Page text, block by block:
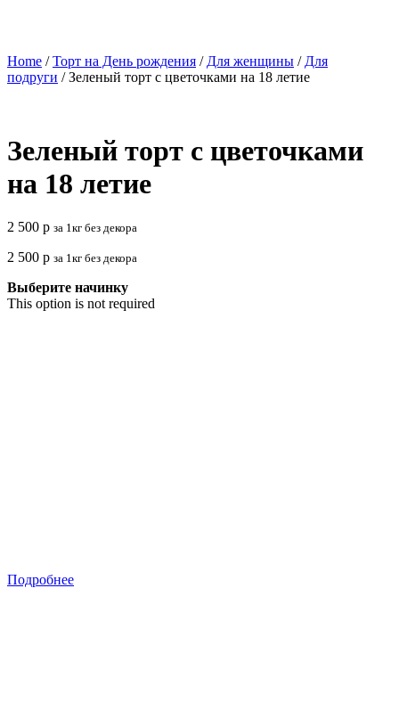
Home /Торт на День рождения / Для женщины / Для
подруги / Зеленый торт с цветочками на 18 летие
Зеленый торт с цветочками
на 18 летие
2 500 р за 1кг без декора
2 500 р за 1кг без декора
Выберите начинку
This option is not required
Подробнее